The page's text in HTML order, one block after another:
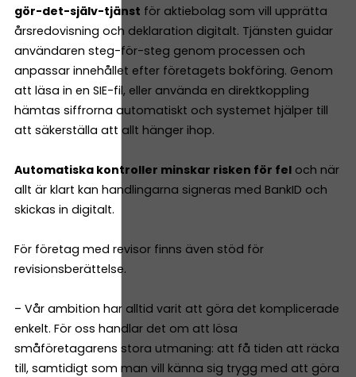
gör-det-själv-tjänst för aktiebolag som vill upprätta
årsredovisning och deklaration digitalt. Tjänsten guidar
användaren steg-för-steg genom processen och
anpassar innehållet efter företagets bokföring. Genom
att läsa in en SIE-fil, eller använda en direktkoppling
hämtas siffrorna automatiskt och systemet hjälper till
att säkerställa att allt hänger ihop.
Automatiska kontroller minskar risken för fel och när
allt är klart kan handlingarna signeras med BankID och
skickas in digitalt.
För företag med revisor finns även stöd för
revisionsberättelse.
– Vår ambition har alltid varit att göra det komplicerade
enkelt. För oss handlar det om att lösa
småföretagarens stora utmaning: att få tiden att räcka
till, samtidigt som man vill känna sig trygg med att göra